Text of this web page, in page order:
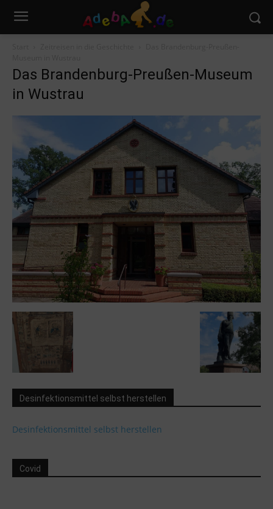
Das Brandenburg-Preußen-Museum
in Wustrau
Desinfektionsmittel selbst herstellen
Desinfektionsmittel selbst herstellen
Covid